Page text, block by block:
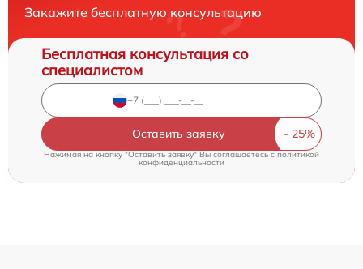
Закажите бесплатную консультацию
Бесплатная консультация со
специалистом
Оставить заявку
Нажимая на кнопку "Оставить заявку" Вы соглашаетесь cполитикой
конфиденциальности